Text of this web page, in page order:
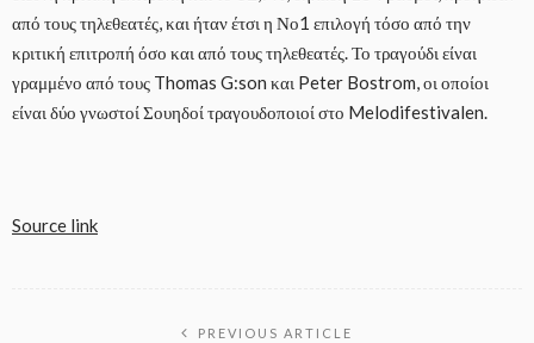
από τους τηλεθεατές, και ήταν έτσι η Νο1 επιλογή τόσο από την
κριτική επιτροπή όσο και από τους τηλεθεατές. Το τραγούδι είναι
γραμμένο από τους Thomas G:son και Peter Bostrom, οι οποίοι
είναι δύο γνωστοί Σουηδοί τραγουδοποιοί στο Melodifestivalen.
Source link
PREVIOUS ARTICLE